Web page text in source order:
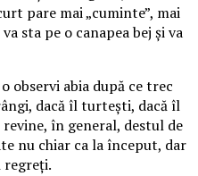
pare mai „cuminte”, mai
sta pe o canapea bej și va
observi abia după ce trec
dacă îl turtești, dacă îl
în general, destul de
nu chiar ca la început, dar
regreți.